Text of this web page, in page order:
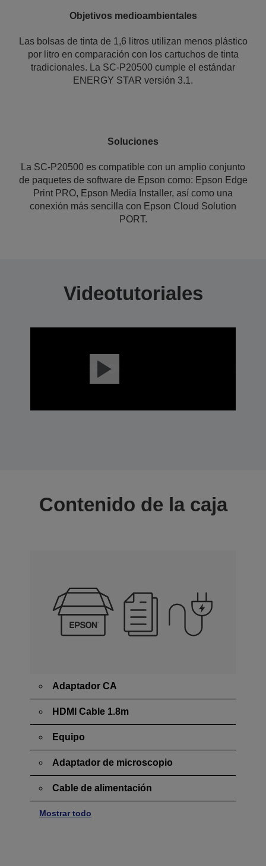
Objetivos medioambientales
Las bolsas de tinta de 1,6 litros utilizan menos plástico
por litro en comparación con los cartuchos de tinta
tradicionales. La SC-P20500 cumple el estándar
ENERGY STAR versión 3.1.
Soluciones
La SC-P20500 es compatible con un amplio conjunto
de paquetes de software de Epson como: Epson Edge
Print PRO, Epson Media Installer, así como una
conexión más sencilla con Epson Cloud Solution
PORT.
Videotutoriales
Contenido de la caja
Adaptador CA
HDMI Cable 1.8m
Equipo
Adaptador de microscopio
Cable de alimentación
Mostrar todo